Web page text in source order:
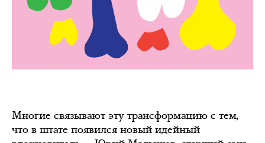
Многие связывают эту трансформацию с тем,
что в штате появился новый идейный